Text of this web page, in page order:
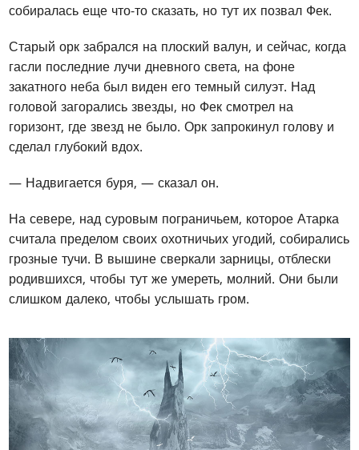
собиралась еще что-то сказать, но тут их позвал Фек.
Старый орк забрался на плоский валун, и сейчас, когда
гасли последние лучи дневного света, на фоне
закатного неба был виден его темный силуэт. Над
головой загорались звезды, но Фек смотрел на
горизонт, где звезд не было. Орк запрокинул голову и
сделал глубокий вдох.
— Надвигается буря, — сказал он.
На севере, над суровым пограничьем, которое Атарка
считала пределом своих охотничьих угодий, собирались
грозные тучи. В вышине сверкали зарницы, отблески
родившихся, чтобы тут же умереть, молний. Они были
слишком далеко, чтобы услышать гром.